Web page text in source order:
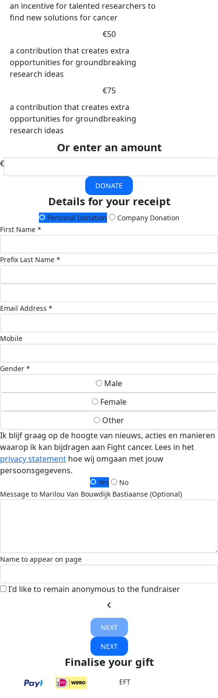
an incentive for talented researchers to
find new solutions for cancer
€50
a contribution that creates extra
opportunities for groundbreaking
research ideas
€75
a contribution that creates extra
opportunities for groundbreaking
research ideas
Or enter an amount
€
DONATE
Details for your receipt
Personal Donation
Company Donation
First Name *
Prefix Last Name *
Email Address *
Mobile
Gender *
Male
Female
Other
Ik blijf graag op de hoogte van nieuws, acties en manieren
waarop ik kan bijdragen aan Fight cancer. Lees in het
privacy statement hoe wij omgaan met jouw
persoonsgegevens.
Yes
No
Message to Marilou Van Bouwdijk Bastiaanse (Optional)
Name to appear on page
I'd like to remain anonymous to the fundraiser
chevron_left
NEXT
NEXT
Finalise your gift
EFT